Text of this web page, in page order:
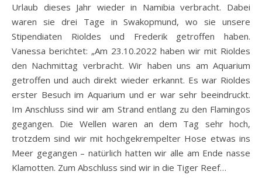
Urlaub dieses Jahr wieder in Namibia verbracht. Dabei
waren sie drei Tage in Swakopmund, wo sie unsere
Stipendiaten Rioldes und Frederik getroffen haben.
Vanessa berichtet: „Am 23.10.2022 haben wir mit Rioldes
den Nachmittag verbracht. Wir haben uns am Aquarium
getroffen und auch direkt wieder erkannt. Es war Rioldes
erster Besuch im Aquarium und er war sehr beeindruckt.
Im Anschluss sind wir am Strand entlang zu den Flamingos
gegangen. Die Wellen waren an dem Tag sehr hoch,
trotzdem sind wir mit hochgekrempelter Hose etwas ins
Meer gegangen – natürlich hatten wir alle am Ende nasse
Klamotten. Zum Abschluss sind wir in die Tiger Reef…